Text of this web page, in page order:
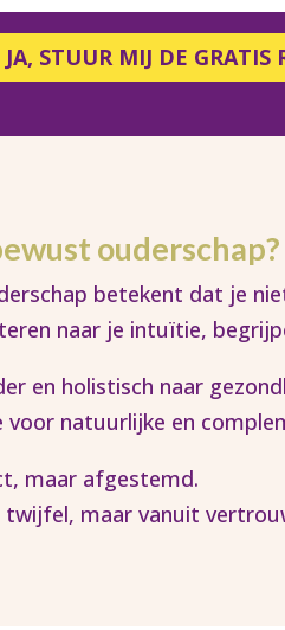
JA, STUUR MIJ DE GRATIS
ouderschap?
betekent dat je
naar je intuïtie,
en holistisch naar
natuurlijke en
maar afgestemd.
maar vanuit